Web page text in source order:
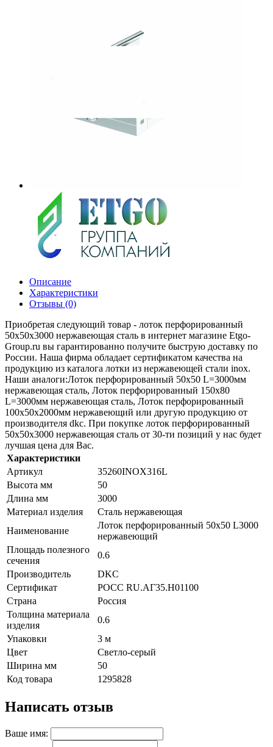
Описание
Характеристики
Отзывы (0)
Приобретая следующий товар - лоток перфорированный
50х50x3000 нержавеющая сталь в интернет магазине Etgo-
Group.ru вы гарантированно получите быструю доставку по
России. Наша фирма обладает сертификатом качества на
продукцию из каталога лотки из нержавеющей стали inox.
Наши аналоги:Лоток перфорированный 50х50 L=3000мм
нержавеющая сталь, Лоток перфорированный 150х80
L=3000мм нержавеющая сталь, Лоток перфорированный
100х50х2000мм нержавеющий или другую продукцию от
производителя dkc. При покупке лоток перфорированный
50х50x3000 нержавеющая сталь от 30-ти позиций у нас будет
лучшая цена для Вас.
Характеристики
Артикул
35260INOX316L
Высота мм
50
Длина мм
3000
Материал изделия
Сталь нержавеющая
Наименование
Лоток перфорированный 50х50 L3000
нержавеющий
Площадь полезного
сечения
0.6
Производитель
DKC
Сертификат
POCC RU.АГ35.H01100
Страна
Россия
Толщина материала
изделия
0.6
Упаковки
3 м
Цвет
Светло-серый
Ширина мм
50
Код товара
1295828
Написать отзыв
Ваше имя: